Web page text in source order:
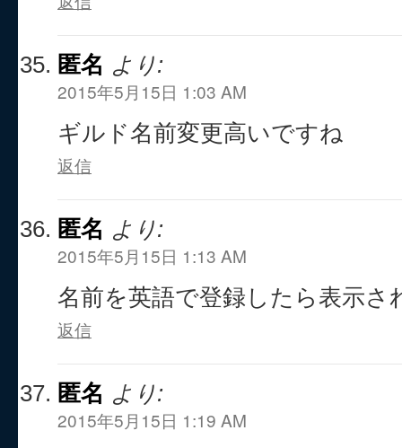
匿名 より:
2015年5月15日 1:03 AM
ギルド名前変更高いですね
返信
匿名 より:
2015年5月15日 1:13 AM
名前を英語で登録したら表示さ
返信
匿名 より:
2015年5月15日 1:19 AM